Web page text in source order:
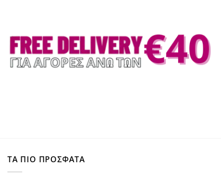
ΤΑ ΠΙΟ ΠΡΟΣΦΑΤΑ